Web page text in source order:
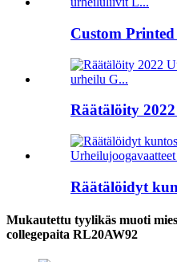
Custom
Räätälöity
Räätälöidyt
Mukautettu tyylikäs muoti
collegepaita RL20AW92